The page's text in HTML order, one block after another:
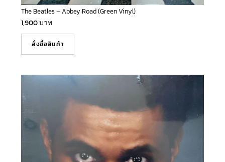
The Beatles – Abbey Road (Green Vinyl)
1,900บาท
สั่งซื้อสินค้า